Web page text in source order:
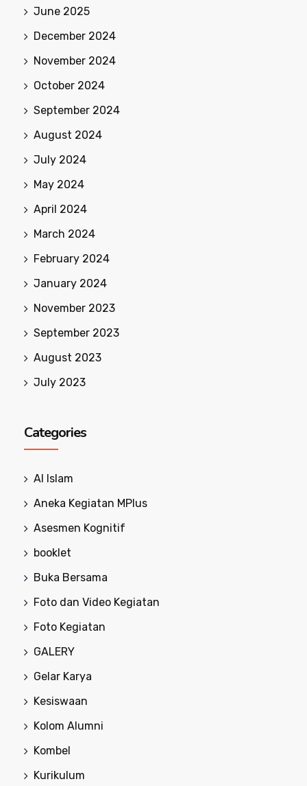
June 2025
December 2024
November 2024
October 2024
September 2024
August 2024
July 2024
May 2024
April 2024
March 2024
February 2024
January 2024
November 2023
September 2023
August 2023
July 2023
Categories
Al Islam
Aneka Kegiatan MPlus
Asesmen Kognitif
booklet
Buka Bersama
Foto dan Video Kegiatan
Foto Kegiatan
GALERY
Gelar Karya
Kesiswaan
Kolom Alumni
Kombel
Kurikulum